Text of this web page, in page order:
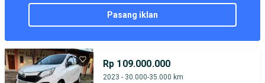
pasang iklan
Rp 109.000.000
2023 - 30.000-35.000 km